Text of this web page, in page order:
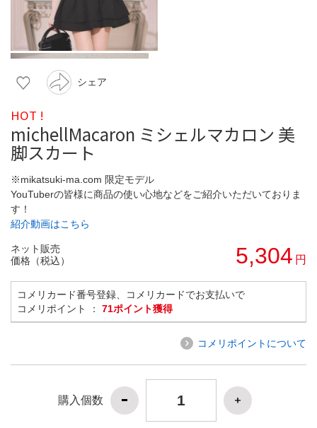
シェア
HOT !
michellMacaron ミシェルマカロン 美
脚スカート
※mikatsuki-ma.com 限定モデル
YouTuberの皆様に商品の使い心地などをご紹介いただいておりま
す！
紹介動画はこちら
ネット販売
価格（税込）
5,304 円
コメリカード番号登録、コメリカードでお支払いで
コメリポイント ： 71ポイント獲得
コメリポイントについて
購入個数